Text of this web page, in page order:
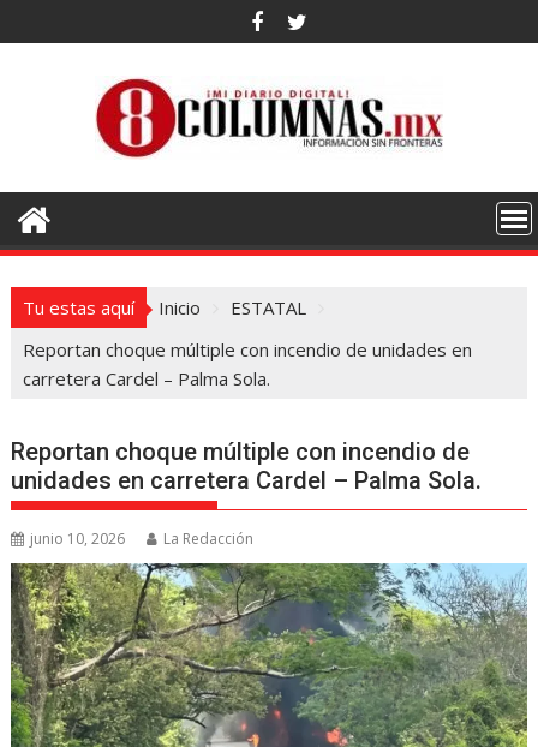
al
Tu estas aquí Inicio
ESTATAL
Reportan choque múltiple con incendio de unidades en
carretera Cardel – Palma Sola.
Reportan choque múltiple con incendio de
unidades en carretera Cardel – Palma Sola.
junio 10, 2026 La Redacción